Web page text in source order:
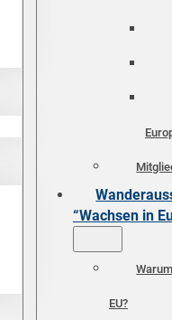
“Wachsen in
EU?